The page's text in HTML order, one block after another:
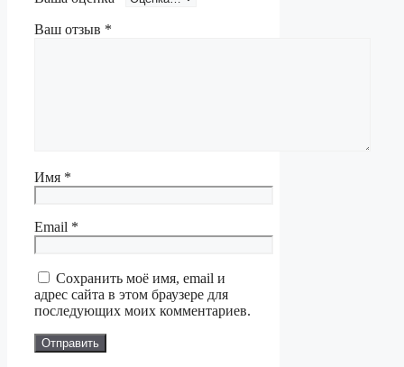
Ваш отзыв *
Имя *
Email *
Сохранить моё имя, email и
адрес сайта в этом браузере для
последующих моих комментариев.